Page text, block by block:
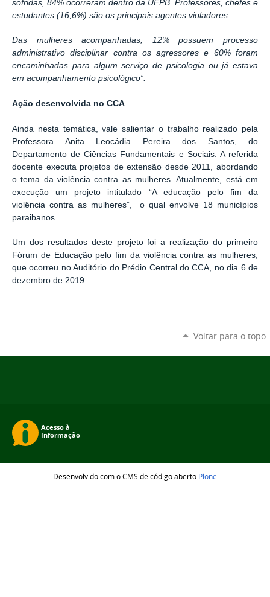
sofridas, 84% ocorreram dentro da UFPB. Professores, chefes e
estudantes (16,6%) são os principais agentes violadores.
Das mulheres acompanhadas, 12% possuem processo
administrativo disciplinar contra os agressores e 60% foram
encaminhadas para algum serviço de psicologia ou já estava
em acompanhamento psicológico”.
Ação desenvolvida no CCA
Ainda nesta temática, vale salientar o trabalho realizado pela
Professora Anita Leocádia Pereira dos Santos, do
Departamento de Ciências Fundamentais e Sociais. A referida
docente executa projetos de extensão desde 2011, abordando
o tema da violência contra as mulheres. Atualmente, está em
execução um projeto intitulado “A educação pelo fim da
violência contra as mulheres”, o qual envolve 18 municípios
paraibanos.
Um dos resultados deste projeto foi a realização do primeiro
Fórum de Educação pelo fim da violência contra as mulheres,
que ocorreu no Auditório do Prédio Central do CCA, no dia 6 de
dezembro de 2019.
Voltar para o topo
Desenvolvido com o CMS de código aberto Plone